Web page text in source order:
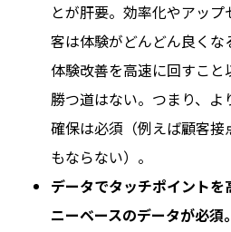
とが肝要。効率化やアッ
客は体験がどんどん良くな
体験改善を高速に回すこ
勝つ道はない。つまり、
確保は必須（例えば顧客
もならない）。
データでタッチポイント
ニーベースのデータが必須。